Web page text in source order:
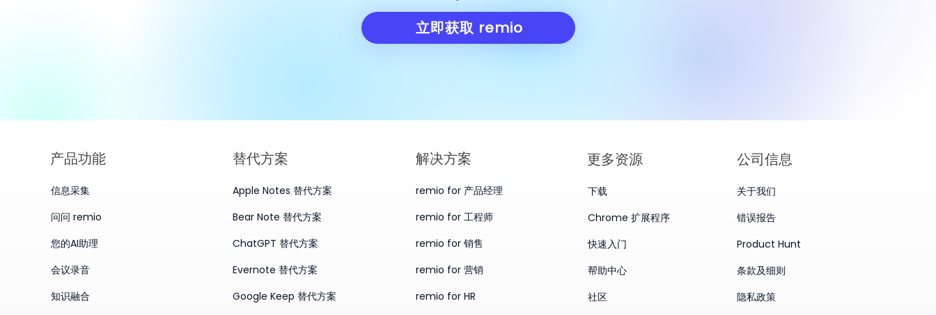
立即获取 remio
产品​功能
信息采集
问问 remio
您的AI助理
会议录音
知识融合
替代方案
Apple Notes 替代方案
Bear Note 替代方案
ChatGPT 替代方案
Evernote 替代方案
Google Keep 替代方案
​解决方案
remio for 产品经理
remio for 工程师
remio for 销售
remio for 营销
remio for HR
更多资源
下载
Chrome 扩展程序
快速入门
帮助中心
社区
公司信息
关于我们
错误报告
Product Hunt
条款及细则
隐私政策